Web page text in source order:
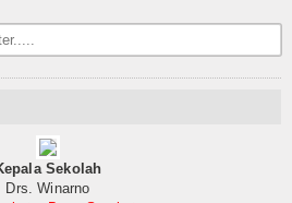
Sekolah
Drs. Winarno